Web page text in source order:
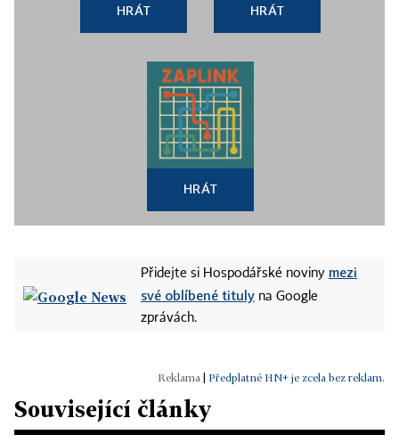
HRÁT HRÁT
HRÁT
Přidejte si Hospodářské noviny mezi
své oblíbené tituly na Google
zprávách.
Předplatné HN+ je zcela bez reklam.
Související články